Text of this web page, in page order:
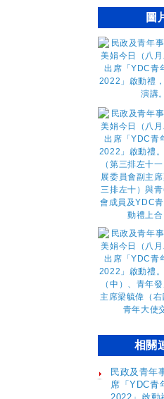
圖
相關
民政及青年
席「YDC青